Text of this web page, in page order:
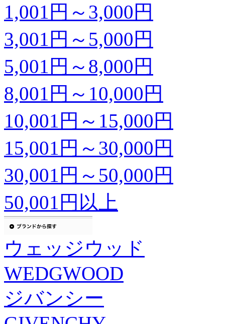
1,001円～3,000円
3,001円～5,000円
5,001円～8,000円
8,001円～10,000円
10,001円～15,000円
15,001円～30,000円
30,001円～50,000円
50,001円以上
ウェッジウッド
WEDGWOOD
ジバンシー